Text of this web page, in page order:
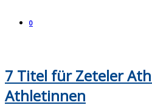
0
7 Titel für Zeteler
Athletinnen